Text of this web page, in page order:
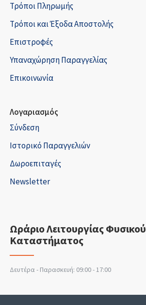
Τρόποι Πληρωμής
Τρόποι και Έξοδα Αποστολής
Επιστροφές
Υπαναχώρηση Παραγγελίας
Επικοινωνία
Λογαριασμός
Σύνδεση
Ιστορικό Παραγγελιών
Δωροεπιταγές
Newsletter
Ωράριο Λειτουργίας Φυσικού
Καταστήματος
Δευτέρα - Παρασκευή: 09:00 - 17:00